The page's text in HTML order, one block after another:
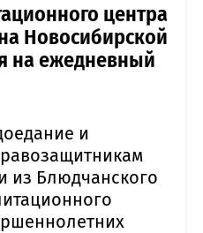
центра
Новосибирской
на ежедневный
и
из Блюдчанского